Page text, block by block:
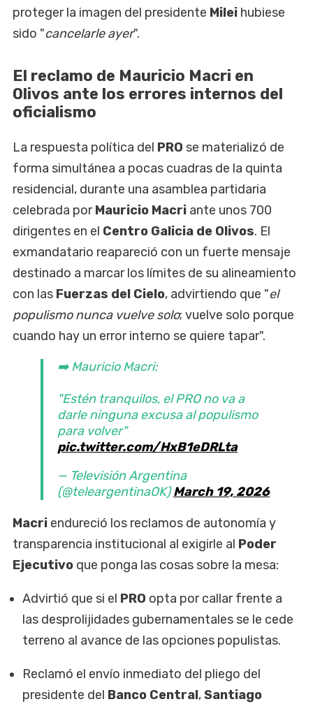
proteger la imagen del presidente Milei hubiese
sido "cancelarle ayer".
El reclamo de Mauricio Macri en
Olivos ante los errores internos del
oficialismo
La respuesta política del PRO se materializó de
forma simultánea a pocas cuadras de la quinta
residencial, durante una asamblea partidaria
celebrada porMauricio Macri ante unos 700
dirigentes en el Centro Galicia de Olivos. El
exmandatario reapareció con un fuerte mensaje
destinado a marcar los límites de su alineamiento
con las Fuerzas del Cielo, advirtiendo que "el
populismo nunca vuelve solo; vuelve solo porque
cuando hay un error interno se quiere tapar".
➡️ Mauricio Macri:
"Estén tranquilos, el PRO no va a
darle ninguna excusa al populismo
para volver"
pic.twitter.com/HxB1eDRLta
— Televisión Argentina
(@teleargentinaOK)March 19, 2026
Macri endureció los reclamos de autonomía y
transparencia institucional al exigirle al Poder
Ejecutivo que ponga las cosas sobre la mesa:
Advirtió que si el PRO opta por callar frente a
las desprolijidades gubernamentales se le cede
terreno al avance de las opciones populistas.
Reclamó el envío inmediato del pliego del
presidente del Banco Central,Santiago